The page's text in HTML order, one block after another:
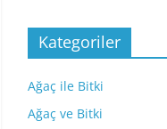
Kategoriler
Ağaç ile Bitki
Ağaç ve Bitki